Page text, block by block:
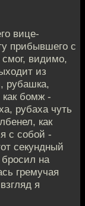
вице-
прибывшего с
видимо,
из
рубашка,
как бомж -
рубаха чуть
как
с собой -
секундный
бросил на
гремучая
я